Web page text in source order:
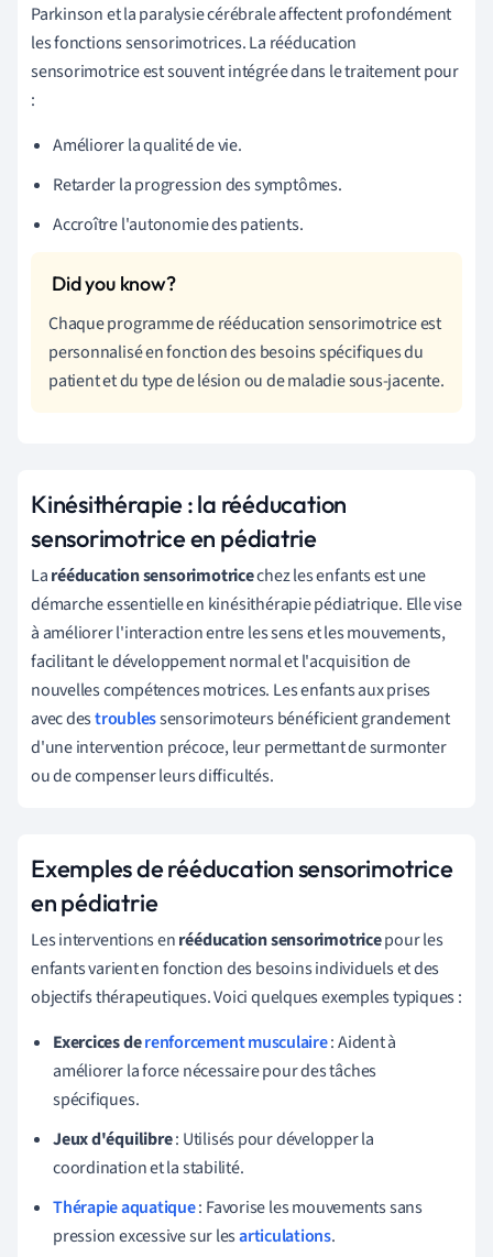
Parkinson et la paralysie cérébrale affectent profondément
les fonctions sensorimotrices. La rééducation
sensorimotrice est souvent intégrée dans le traitement pour
:
Améliorer la qualité de vie.
Retarder la progression des symptômes.
Accroître l'autonomie des patients.
Chaque programme de rééducation sensorimotrice est
personnalisé en fonction des besoins spécifiques du
patient et du type de lésion ou de maladie sous-jacente.
Kinésithérapie : la rééducation
sensorimotrice en pédiatrie
Larééducation sensorimotricechez les enfants est une
démarche essentielle en kinésithérapie pédiatrique. Elle vise
à améliorer l'interaction entre les sens et les mouvements,
facilitant le développement normal et l'acquisition de
nouvelles compétences motrices. Les enfants aux prises
avec destroublessensorimoteurs bénéficient grandement
d'une intervention précoce, leur permettant de surmonter
ou de compenser leurs difficultés.
Exemples de rééducation sensorimotrice
en pédiatrie
Les interventions enrééducation sensorimotricepour les
enfants varient en fonction des besoins individuels et des
objectifs thérapeutiques. Voici quelques exemples typiques :
Exercices derenforcement musculaire: Aident à
améliorer la force nécessaire pour des tâches
spécifiques.
Jeux d'équilibre: Utilisés pour développer la
coordination et la stabilité.
Thérapie aquatique: Favorise les mouvements sans
pression excessive sur lesarticulations.